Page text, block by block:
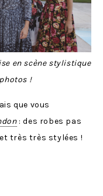
en scène stylistique
!
que vous
: des robes pas
très très stylées !